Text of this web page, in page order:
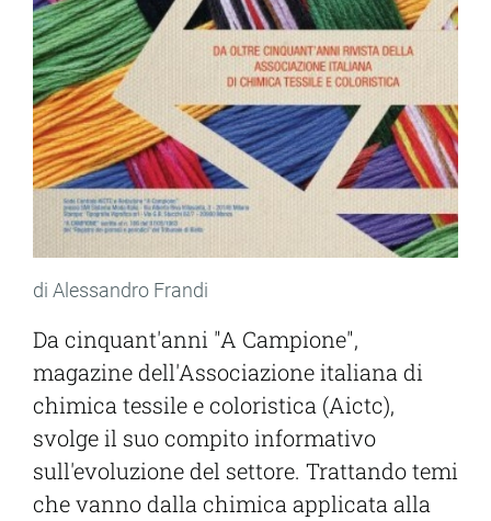
di Alessandro Frandi
Da cinquant'anni "A Campione",
magazine dell'Associazione italiana di
chimica tessile e coloristica (Aictc),
svolge il suo compito informativo
sull'evoluzione del settore. Trattando temi
che vanno dalla chimica applicata alla